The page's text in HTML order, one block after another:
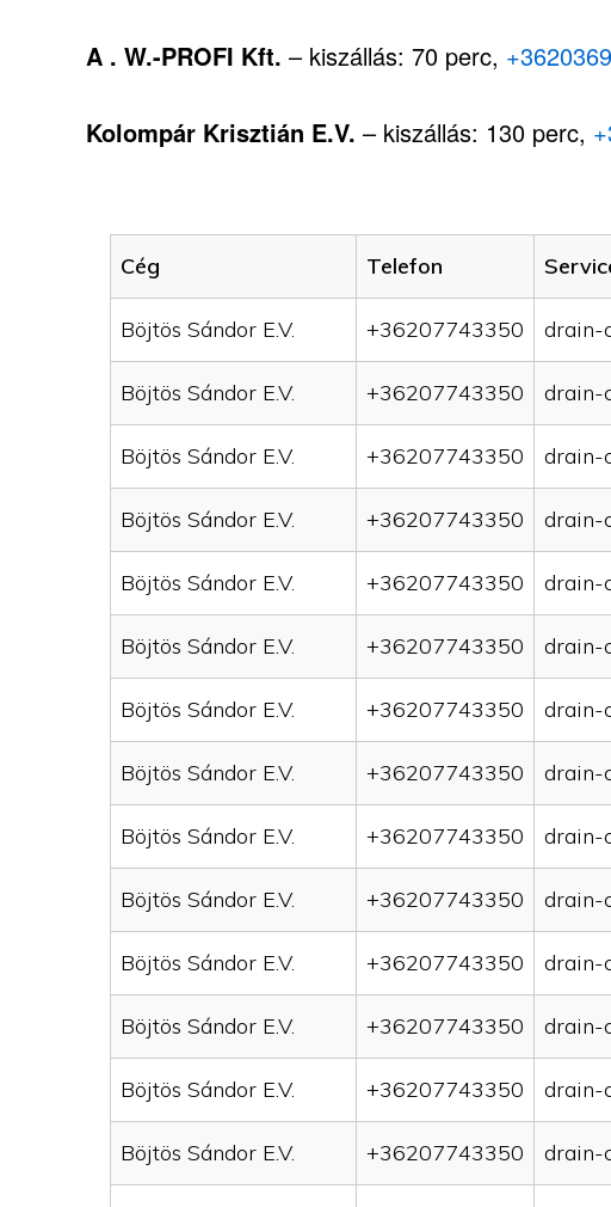
A . W.-PROFI Kft. – kiszállás: 70 perc,
Kolompár Krisztián E.V. – kiszállás: 130 perc,
Cég Telefon
Böjtös Sándor E.V. +36207743350 drain-
Böjtös Sándor E.V. +36207743350 drain-
Böjtös Sándor E.V. +36207743350 drain-
Böjtös Sándor E.V. +36207743350 drain-
Böjtös Sándor E.V. +36207743350 drain-
Böjtös Sándor E.V. +36207743350 drain-
Böjtös Sándor E.V. +36207743350 drain-
Böjtös Sándor E.V. +36207743350 drain-
Böjtös Sándor E.V. +36207743350 drain-
Böjtös Sándor E.V. +36207743350 drain-
Böjtös Sándor E.V. +36207743350 drain-
Böjtös Sándor E.V. +36207743350 drain-
Böjtös Sándor E.V. +36207743350 drain-
Böjtös Sándor E.V. +36207743350 drain-